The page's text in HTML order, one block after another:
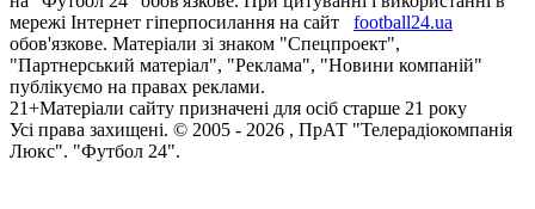
мережі Інтернет гіперпосилання на сайт
football24.ua
обов'язкове. Матеріали зі знаком "Спецпроект",
"Партнерський матеріал", "Реклама", "Новини компаній"
публікуємо на правах реклами.
21+Матеріали сайту призначені для осіб старше 21 року
Усi права захищенi. © 2005 - 2026 , ПрАТ "Телерадіокомпанія
Люкс". "Футбол 24".